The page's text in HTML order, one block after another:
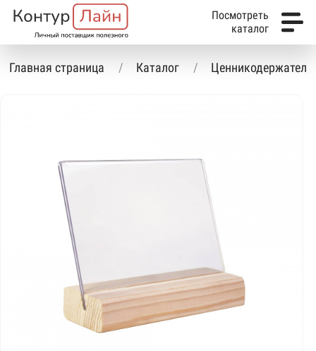
Посмотреть
каталог
Главная страница Каталог